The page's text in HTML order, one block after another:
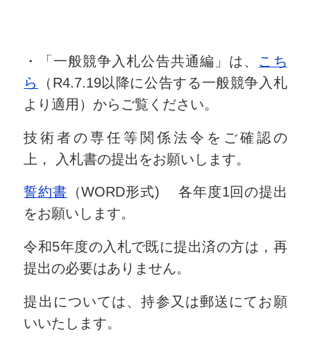
・「一般競争入札公告共通編」は、 こち
ら
（R4.7.19以降に公告する一般競争入札
より適用）からご覧ください。
技術者の専任等関係法令をご確認の
上， 入札書の提出をお願いします。
誓約書 （WORD形式) 各年度1回の提出
をお願いします。
令和5年度の入札で既に提出済の方は，再
提出の必要はありません。
提出については、持参又は郵送にてお願
いいたします。